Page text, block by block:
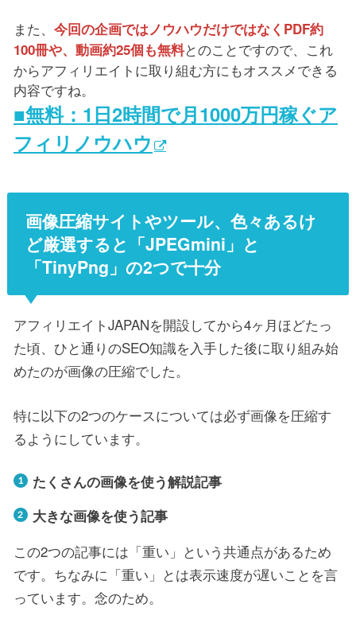
また、 今回の企画ではノウハウだけではなくPDF約
100冊や、動画約25個も無料とのことですので、これ
からアフィリエイトに取り組む方にもオススメできる
内容ですね。
■無料：1日2時間で月1000万円稼ぐア
フィリノウハウ
画像圧縮サイトやツール、色々あるけ
ど厳選すると「JPEGmini」と
「TinyPng」の2つで十分
アフィリエイトJAPANを開設してから4ヶ月ほどたっ
た頃、ひと通りのSEO知識を入手した後に取り組み始
めたのが画像の圧縮でした。
特に以下の2つのケースについては必ず画像を圧縮す
るようにしています。
たくさんの画像を使う解説記事
大きな画像を使う記事
この2つの記事には「重い」という共通点があるため
です。ちなみに「重い」とは表示速度が遅いことを言
っています。念のため。